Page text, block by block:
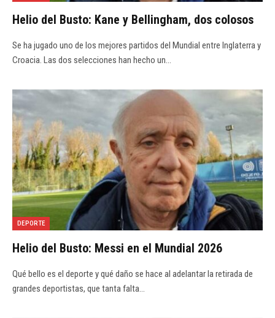
Helio del Busto: Kane y Bellingham, dos colosos
Se ha jugado uno de los mejores partidos del Mundial entre Inglaterra y
Croacia. Las dos selecciones han hecho un…
DEPORTE
Helio del Busto: Messi en el Mundial 2026
Qué bello es el deporte y qué daño se hace al adelantar la retirada de
grandes deportistas, que tanta falta…